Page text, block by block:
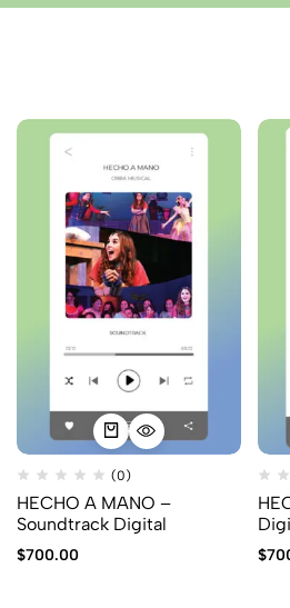
(0)
HECHO A MANO –
Soundtrack Digital
$700.00 $